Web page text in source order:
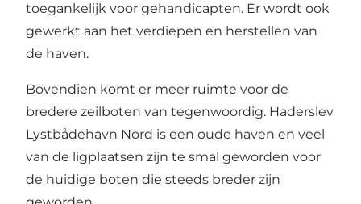
toegankelijk voor gehandicapten. Er wordt ook
gewerkt aan het verdiepen en herstellen van
de haven.
Bovendien komt er meer ruimte voor de
bredere zeilboten van tegenwoordig. Haderslev
Lystbådehavn Nord is een oude haven en veel
van de ligplaatsen zijn te smal geworden voor
de huidige boten die steeds breder zijn